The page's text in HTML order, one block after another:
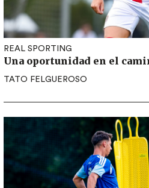
REAL SPORTING
Una oportunidad en el
TATO FELGUEROSO